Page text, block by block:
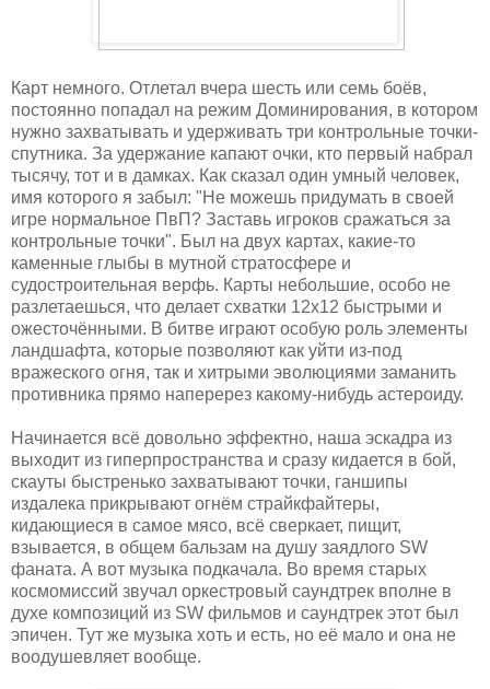
Карт немного. Отлетал вчера шесть или семь боёв,
постоянно попадал на режим Доминирования, в котором
нужно захватывать и удерживать три контрольные точки-
спутника. За удержание капают очки, кто первый набрал
тысячу, тот и в дамках. Как сказал один умный человек,
имя которого я забыл: "Не можешь придумать в своей
игре нормальное ПвП? Заставь игроков сражаться за
контрольные точки". Был на двух картах, какие-то
каменные глыбы в мутной стратосфере и
судостроительная верфь. Карты небольшие, особо не
разлетаешься, что делает схватки 12х12 быстрыми и
ожесточёнными. В битве играют особую роль элементы
ландшафта, которые позволяют как уйти из-под
вражеского огня, так и хитрыми эволюциями заманить
противника прямо наперерез какому-нибудь астероиду.
Начинается всё довольно эффектно, наша эскадра из
выходит из гиперпространства и сразу кидается в бой,
скауты быстренько захватывают точки, ганшипы
издалека прикрывают огнём страйкфайтеры,
кидающиеся в самое мясо, всё сверкает, пищит,
взывается, в общем бальзам на душу заядлого SW
фаната. А вот музыка подкачала. Во время старых
космомиссий звучал оркестровый саундтрек вполне в
духе композиций из SW фильмов и саундтрек этот был
эпичен. Тут же музыка хоть и есть, но её мало и она не
воодушевляет вообще.